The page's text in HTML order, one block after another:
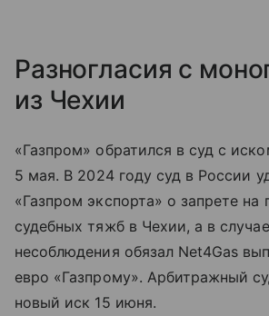
Разногласия с
из Чехии
«Газпром» обратился в суд с
5 мая. В 2024 году суд в России
«Газпром экспорта» о запрете
судебных тяжб в Чехии, а в
несоблюдения обязал Net4Gas
евро «Газпрому». Арбитражный
новый иск 15 июня.